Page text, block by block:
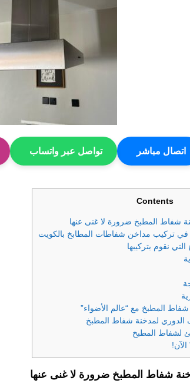
اتصال مباشر تواصل عبر واتساب
Contents
شفاط المطبخ ضرورة لا غنى عنها
في تركيب مداخن شفاطات المطابخ بالكويت
نقوم بتركيبها
المطبخ مع “عالم الأضواء”
الدوري لمدخنة شفاط المطبخ
لشفاط المطبخ
شفاط المطبخ ضرورة لا غنى عنها